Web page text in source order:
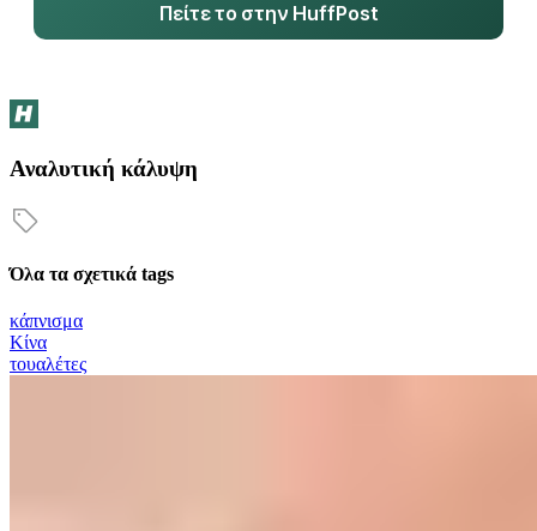
Πείτε το στην HuffPost
Αναλυτική κάλυψη
Όλα τα σχετικά tags
κάπνισμα
Κίνα
τουαλέτες